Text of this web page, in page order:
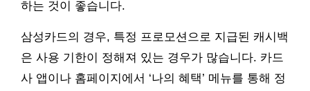
하는 것이 좋습니다.
삼성카드의 경우, 특정 프로모션으로 지급된 캐시백
은 사용 기한이 정해져 있는 경우가 많습니다. 카드
사 앱이나 홈페이지에서 ‘나의 혜택’ 메뉴를 통해 정